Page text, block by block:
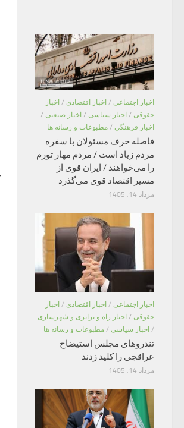
اخبار اجتماعی / اخبار اقتصادی / اخبار
حقوقی / اخبار سیاسی / اخبار صنعتی /
اخبار فرهنگی / مطبوعات و رسانه ها
فاصله حرف مسئولان با سفره
مردم زیاد است / مردم مهار تورم
را می‌خواهند / ایران قوی از
مسیر اقتصاد قوی می‌گذرد
مرداد 14, 1405
اخبار اجتماعی / اخبار اقتصادی / اخبار
حقوقی / اخبار راه و ترابری و شهرسازی
/ اخبار سیاسی / مطبوعات و رسانه ها
تندروهای مجلس استیضاح
عراقچی را کلید زدند
مرداد 14, 1405